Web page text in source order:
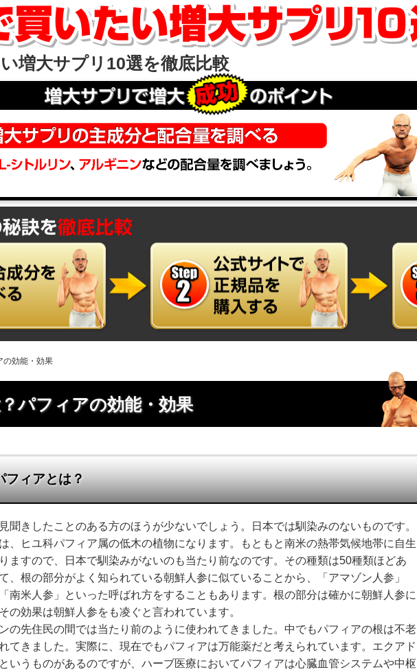
増大サプリ10選を徹底比較
の効能・効果
パフィアの効能・効果
フィアとは？
聞きしたことのある方のほうが少ないでしょう。日本では馴染みのないものです。
、ヒユ科パフィア属の低木の植物になります。もともと南米の熱帯気候地帯に自生
ますので、日本で馴染みがないのも当たり前なのです。その種類は50種類ほどあ
、根の部分がよく知られている朝鮮人参に似ていることから、「アマゾン人参」
南米人参」といった呼ばれ方をすることもあります。根の部分は確かに朝鮮人参に
の効果は朝鮮人参をも凌ぐと言われています。
の先住民の間では当たり前のように使われてきました。中でもパフィアの根は不老
てきました。実際に、現在でもパフィアは万能薬だと考えられています。エクアド
いうものがあるのですが、ハーブ医療においてパフィアは心臓血管システムや中枢